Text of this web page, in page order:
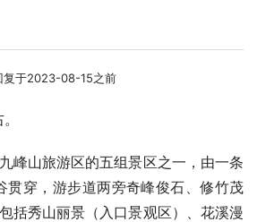
复于2023-08-15之前
峰山旅游区的五组景区之一，由一条
贯穿，游步道两旁奇峰俊石、修竹茂
括秀山丽景（入口景观区）、花溪漫